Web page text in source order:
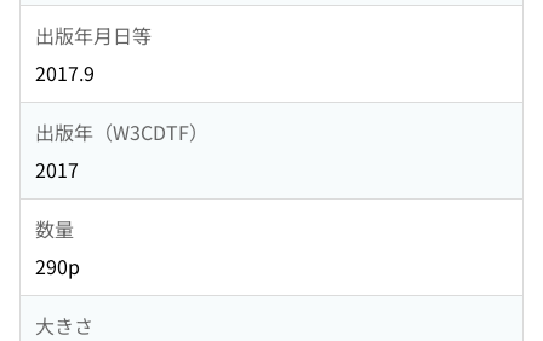
出版年月日等
2017.9
出版年（W3CDTF）
2017
数量
290p
大きさ